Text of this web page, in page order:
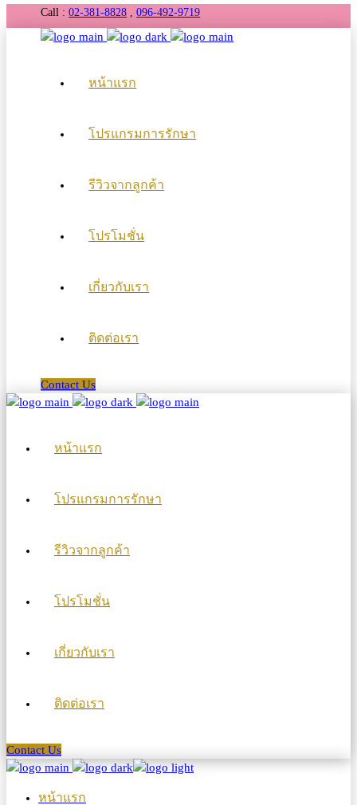
Call :02-381-8828 ,096-492-9719
หน้าแรก
โปรแกรมการรักษา
รีวิวจากลูกค้า
โปรโมชั่น
เกี่ยวกับเรา
ติดต่อเรา
Contact Us
หน้าแรก
โปรแกรมการรักษา
รีวิวจากลูกค้า
โปรโมชั่น
เกี่ยวกับเรา
ติดต่อเรา
Contact Us
หน้าแรก